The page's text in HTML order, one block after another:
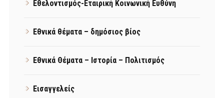
Εθελοντισμός-Εταιρική Κοινωνική Ευθύνη
Εθνικά θέματα – δημόσιος βίος
Εθνικά Θέματα – Ιστορία – Πολιτισμός
Εισαγγελείς